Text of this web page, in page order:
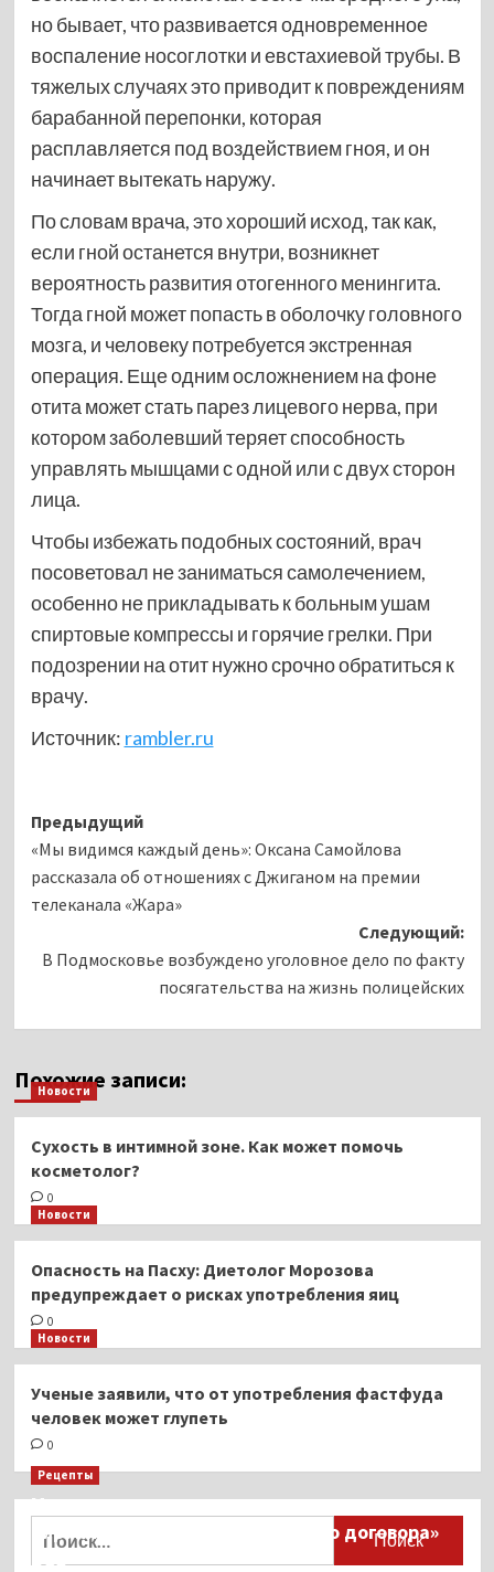
но бывает, что развивается одновременное
воспаление носоглотки и евстахиевой трубы. В
тяжелых случаях это приводит к повреждениям
барабанной перепонки, которая
расплавляется под воздействием гноя, и он
начинает вытекать наружу.
По словам врача, это хороший исход, так как,
если гной останется внутри, возникнет
вероятность развития отогенного менингита.
Тогда гной может попасть в оболочку головного
мозга, и человеку потребуется экстренная
операция. Еще одним осложнением на фоне
отита может стать парез лицевого нерва, при
котором заболевший теряет способность
управлять мышцами с одной или с двух сторон
лица.
Чтобы избежать подобных состояний, врач
посоветовал не заниматься самолечением,
особенно не прикладывать к больным ушам
спиртовые компрессы и горячие грелки. При
подозрении на отит нужно срочно обратиться к
врачу.
Источник: rambler.ru
Навигация
записи
Предыдущий
«Мы видимся каждый день»: Оксана Самойлова
рассказала об отношениях с Джиганом на премии
телеканала «Жара»
Следующий:
В Подмосковье возбуждено уголовное дело по факту
посягательства на жизнь полицейских
Похожие записи:
Новости
Сухость в интимной зоне. Как может помочь
косметолог?
0
Новости
Опасность на Пасху: Диетолог Морозова
предупреждает о рисках употребления яиц
0
Новости
Ученые заявили, что от употребления фастфуда
человек может глупеть
0
Рецепты
Миллионы японцев восстают против
тиранического «Пандемического договора»
ВОЗ